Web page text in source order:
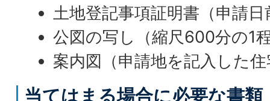
土地登記事項証明書（申請
公図の写し（縮尺600分の1
案内図（申請地を記入した
当てはまる場合に必要な書類